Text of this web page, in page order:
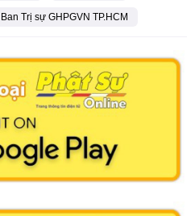
Ban Trị sự GHPGVN TP.HCM